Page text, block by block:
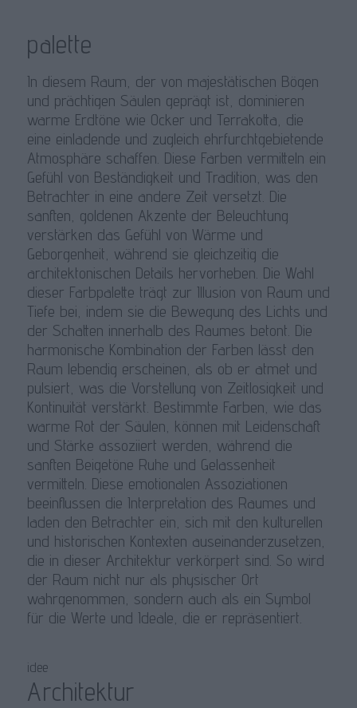
palette
In diesem Raum, der von majestätischen Bögen
und prächtigen Säulen geprägt ist, dominieren
warme Erdtöne wie Ocker und Terrakotta, die
eine einladende und zugleich ehrfurchtgebietende
Atmosphäre schaffen. Diese Farben vermitteln ein
Gefühl von Beständigkeit und Tradition, was den
Betrachter in eine andere Zeit versetzt. Die
sanften, goldenen Akzente der Beleuchtung
verstärken das Gefühl von Wärme und
Geborgenheit, während sie gleichzeitig die
architektonischen Details hervorheben. Die Wahl
dieser Farbpalette trägt zur Illusion von Raum und
Tiefe bei, indem sie die Bewegung des Lichts und
der Schatten innerhalb des Raumes betont. Die
harmonische Kombination der Farben lässt den
Raum lebendig erscheinen, als ob er atmet und
pulsiert, was die Vorstellung von Zeitlosigkeit und
Kontinuität verstärkt. Bestimmte Farben, wie das
warme Rot der Säulen, können mit Leidenschaft
und Stärke assoziiert werden, während die
sanften Beigetöne Ruhe und Gelassenheit
vermitteln. Diese emotionalen Assoziationen
beeinflussen die Interpretation des Raumes und
laden den Betrachter ein, sich mit den kulturellen
und historischen Kontexten auseinanderzusetzen,
die in dieser Architektur verkörpert sind. So wird
der Raum nicht nur als physischer Ort
wahrgenommen, sondern auch als ein Symbol
für die Werte und Ideale, die er repräsentiert.
idee
Architektur